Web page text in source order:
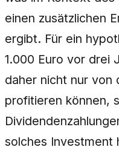
einen zusätzlichen
ergibt. Für ein
1.000 Euro vor drei
daher nicht nur von
profitieren können,
solches Investment